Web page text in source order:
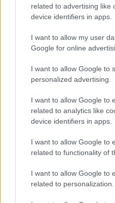
related to advertising like
device identifiers in apps.
I want to allow my user
Google for online
I want to allow Google to
personalized advertising.
I want to allow Google to
related to analytics like
device identifiers in apps.
I want to allow Google to
related to functionality of
I want to allow Google to
related to personalization.
Continue lendo